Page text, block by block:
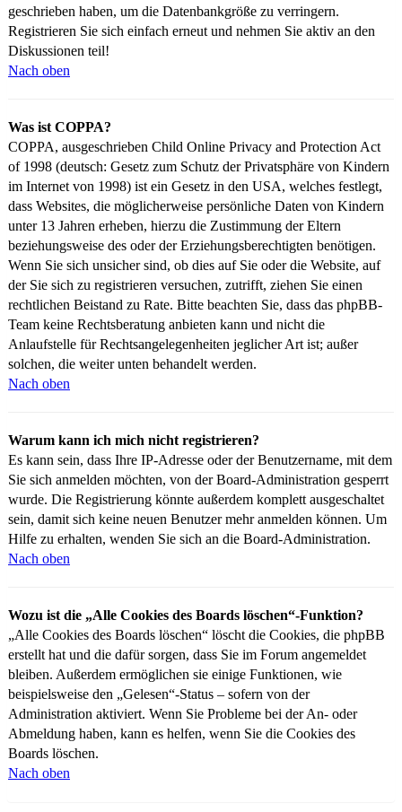
geschrieben haben, um die Datenbankgröße zu verringern.
Registrieren Sie sich einfach erneut und nehmen Sie aktiv an den
Diskussionen teil!
Nach oben
Was ist COPPA?
COPPA, ausgeschrieben Child Online Privacy and Protection Act
of 1998 (deutsch: Gesetz zum Schutz der Privatsphäre von Kindern
im Internet von 1998) ist ein Gesetz in den USA, welches festlegt,
dass Websites, die möglicherweise persönliche Daten von Kindern
unter 13 Jahren erheben, hierzu die Zustimmung der Eltern
beziehungsweise des oder der Erziehungsberechtigten benötigen.
Wenn Sie sich unsicher sind, ob dies auf Sie oder die Website, auf
der Sie sich zu registrieren versuchen, zutrifft, ziehen Sie einen
rechtlichen Beistand zu Rate. Bitte beachten Sie, dass das phpBB-
Team keine Rechtsberatung anbieten kann und nicht die
Anlaufstelle für Rechtsangelegenheiten jeglicher Art ist; außer
solchen, die weiter unten behandelt werden.
Nach oben
Warum kann ich mich nicht registrieren?
Es kann sein, dass Ihre IP-Adresse oder der Benutzername, mit dem
Sie sich anmelden möchten, von der Board-Administration gesperrt
wurde. Die Registrierung könnte außerdem komplett ausgeschaltet
sein, damit sich keine neuen Benutzer mehr anmelden können. Um
Hilfe zu erhalten, wenden Sie sich an die Board-Administration.
Nach oben
Wozu ist die „Alle Cookies des Boards löschen“-Funktion?
„Alle Cookies des Boards löschen“ löscht die Cookies, die phpBB
erstellt hat und die dafür sorgen, dass Sie im Forum angemeldet
bleiben. Außerdem ermöglichen sie einige Funktionen, wie
beispielsweise den „Gelesen“-Status – sofern von der
Administration aktiviert. Wenn Sie Probleme bei der An- oder
Abmeldung haben, kann es helfen, wenn Sie die Cookies des
Boards löschen.
Nach oben